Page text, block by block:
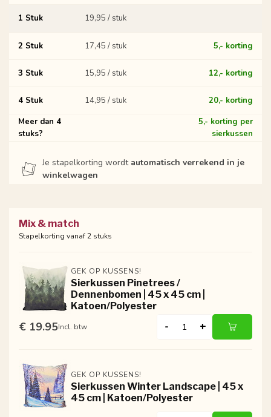
1 Stuk 19,95 / stuk
2 Stuk 17,45 / stuk 5,- korting
3 Stuk 15,95 / stuk 12,- korting
4 Stuk 14,95 / stuk
20,- korting
Meer dan 4
stuks?
5,- korting per
sierkussen
Je stapelkorting wordt automatisch verrekend in je
winkelwagen
Mix & match
Stapelkorting vanaf 2 stuks
GEK OP KUSSENS!
Sierkussen Pinetrees /
Dennenbomen | 45 x 45 cm |
Katoen/Polyester
€ 19.95Incl. btw - +
GEK OP KUSSENS!
Sierkussen Winter Landscape | 45 x
45 cm | Katoen/Polyester